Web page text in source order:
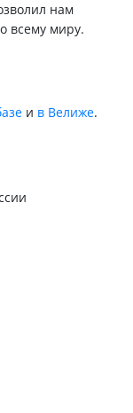
нам
всему миру.
и в Велиже.